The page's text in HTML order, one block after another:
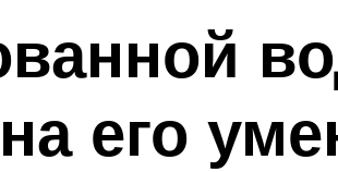
его